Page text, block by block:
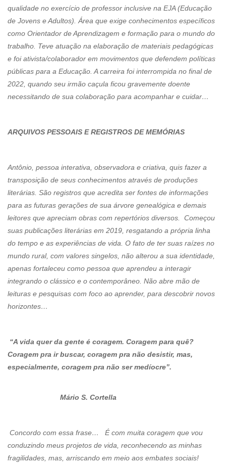
qualidade no exercício de professor inclusive na EJA (Educação
de Jovens e Adultos). Área que exige conhecimentos específicos
como Orientador de Aprendizagem e formação para o mundo do
trabalho. Teve atuação na elaboração de materiais pedagógicas
e foi ativista/colaborador em movimentos que defendem políticas
públicas para a Educação. A carreira foi interrompida no final de
2022, quando seu irmão caçula ficou gravemente doente
necessitando de sua colaboração para acompanhar e cuidar…
ARQUIVOS PESSOAIS E REGISTROS DE MEMÓRIAS
Antônio, pessoa interativa, observadora e criativa, quis fazer a
transposição de seus conhecimentos através de produções
literárias. São registros que acredita ser fontes de informações
para as futuras gerações de sua árvore genealógica e demais
leitores que apreciam obras com repertórios diversos. Começou
suas publicações literárias em 2019, resgatando a própria linha
do tempo e as experiências de vida. O fato de ter suas raízes no
mundo rural, com valores singelos, não alterou a sua identidade,
apenas fortaleceu como pessoa que aprendeu a interagir
integrando o clássico e o contemporâneo. Não abre mão de
leituras e pesquisas com foco ao aprender, para descobrir novos
horizontes…
“A vida quer da gente é coragem. Coragem para quê?
Coragem pra ir buscar, coragem pra não desistir, mas,
especialmente, coragem pra não ser medíocre”.
Mário S. Cortella
Concordo com essa frase… É com muita coragem que vou
conduzindo meus projetos de vida, reconhecendo as minhas
fragilidades, mas, arriscando em meio aos embates sociais!